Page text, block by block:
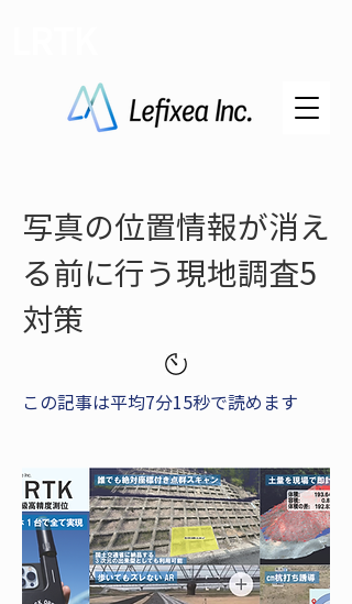
写真の位置情報が消え
る前に行う現地調査5
対策
この記事は平均7分15秒で読めます